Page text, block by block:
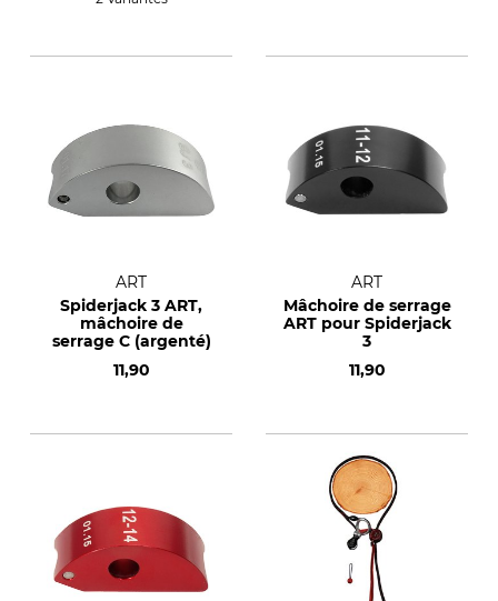
ART
Spiderjack 3 ART,
mâchoire de
serrage C (argenté)
11,90
ART
Mâchoire de serrage
ART pour Spiderjack
3
11,90